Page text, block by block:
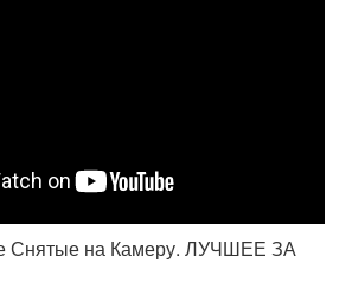
Снятые на Камеру. ЛУЧШЕЕ ЗА